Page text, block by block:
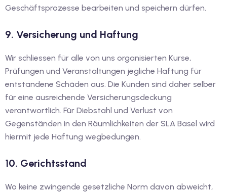
Geschäftsprozesse bearbeiten und speichern dürfen.
9. Versicherung und Haftung
Wir schliessen für alle von uns organisierten Kurse,
Prüfungen und Veranstaltungen jegliche Haftung für
entstandene Schäden aus. Die Kunden sind daher selber
für eine ausreichende Versicherungsdeckung
verantwortlich. Für Diebstahl und Verlust von
Gegenständen in den Räumlichkeiten der SLA Basel wird
hiermit jede Haftung wegbedungen.
10. Gerichtsstand
Wo keine zwingende gesetzliche Norm davon abweicht,